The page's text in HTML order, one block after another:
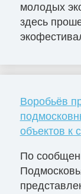
молодых
здесь
Воробьёв
объектов к
По